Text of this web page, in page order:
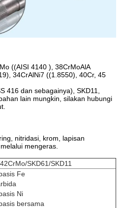
((AISI 4140 ), 38CrMoAlA
34CrAlNi7 ((1.8550), 40Cr, 45
416 dan sebagainya), SKD11,
lain mungkin, silakan hubungi
nitridasi, krom, lapisan
mengeras.
SKD61/SKD11
Fe
Ni
bersama